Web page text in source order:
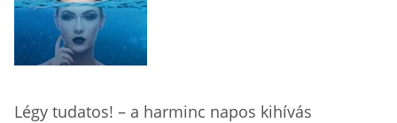
Légy tudatos! – a harminc napos kihívás